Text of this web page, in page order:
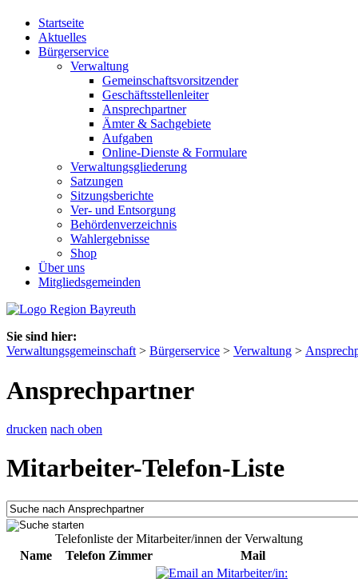
Startseite
Aktuelles
Bürgerservice
Verwaltung
Gemeinschaftsvorsitzender
Geschäftsstellenleiter
Ansprechpartner
Ämter & Sachgebiete
Aufgaben
Online-Dienste & Formulare
Verwaltungsgliederung
Satzungen
Sitzungsberichte
Ver- und Entsorgung
Behördenverzeichnis
Wahlergebnisse
Shop
Über uns
Mitgliedsgemeinden
Sie sind hier:
Verwaltungsgemeinschaft > Bürgerservice > Verwaltung >
Ansprechpartner
drucken nach oben
Mitarbeiter-Telefon-Liste
Telefonliste der Mitarbeiter/innen der Verwaltung
Name
Telefon Zimmer Mail